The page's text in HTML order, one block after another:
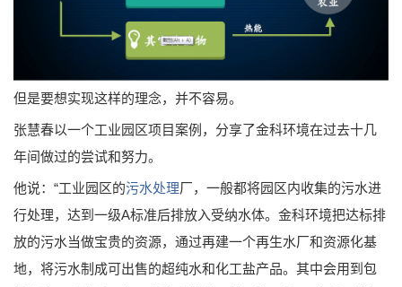
但是要想实现这样的理念，并不容易。
张慧春以一个工业园区项目案例，分享了金科环境在过去十几
年间做过的尝试和努力。
他说：“工业园区的污水处理厂，一般都将园区内收集的污水进
行处理，达到一级A标准后排放入受纳水体。金科环境把达标排
放的污水当做宝贵的资源，通过再建一个再生水厂和资源化基
地，将污水制成可出售的超纯水和化工盐产品。其中会用到包